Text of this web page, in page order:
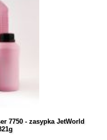
7750 - zasypka JetWorld